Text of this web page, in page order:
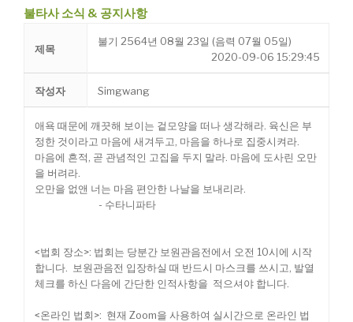
불타사 소식 & 공지사항
제목
불기 2564년 08월 23일 (음력 07월 05일)
2020-09-06 15:29:45
작성자 Simgwang
애욕 때문에 깨끗해 보이는 겉모양을 떠나 생각해라. 육신은 부
정한 것이라고 마음에 새겨두고, 마음을 하나로 집중시켜라.
마음에 흔적, 곧 관념적인 고집을 두지 말라. 마음에 도사린 오만
을 버려라.
오만을 없앤 너는 마음 편안한 나날을 보내리라.
- 수타니파타
<법회 장소>: 법회는 당분간 보원관음전에서 오전 10시에 시작
합니다. 보원관음전 입장하실 때 반드시 마스크를 쓰시고, 발열
체크를 하신 다음에 간단한 인적사항을 적으셔야 합니다.
<온라인 법회>: 현재 Zoom을 사용하여 실시간으로 온라인 법